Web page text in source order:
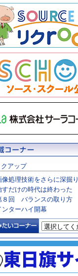
アップ
像処理技術をさらに深掘り
すだけの時代は終わった
８回 バランスの取り方
ンターハイ開幕